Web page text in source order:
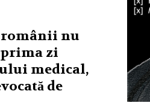
românii nu
prima zi
medical,
de